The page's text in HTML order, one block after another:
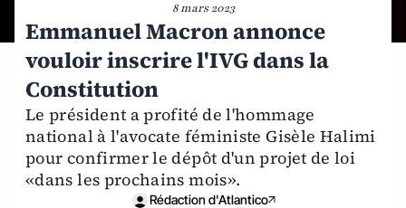
8 mars 2023
Emmanuel Macron annonce
vouloir inscrire l'IVG dans la
Constitution
Le président a profité de l'hommage
national à l'avocate féministe Gisèle Halimi
pour confirmer le dépôt d'un projet de loi
«dans les prochains mois».
Rédaction d'Atlantico